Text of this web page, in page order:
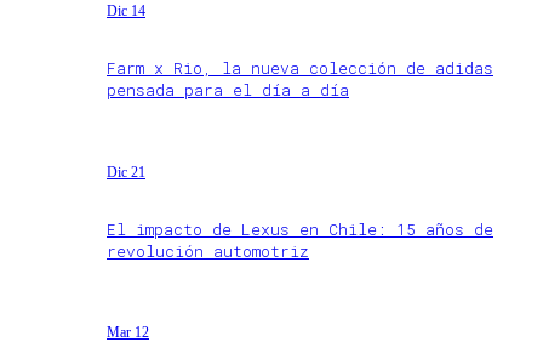
Dic 14
Farm x Rio, la nueva colección de adidas
pensada para el día a día
Dic 21
El impacto de Lexus en Chile: 15 años de
revolución automotriz
Mar 12